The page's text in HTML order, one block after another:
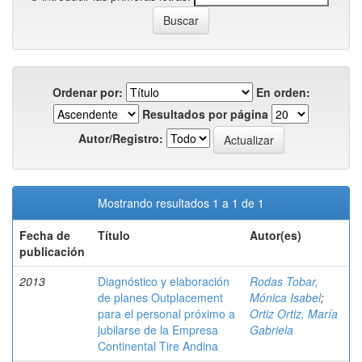
Ordenar por:
En orden:
Resultados por página
Autor/Registro:
Mostrando resultados 1 a 1 de 1
Fecha de
publicación
Título Autor(es)
2013
Diagnóstico y elaboración
de planes Outplacement
para el personal próximo a
jubilarse de la Empresa
Continental Tire Andina
Rodas Tobar,
Mónica Isabel;
Ortiz Ortiz, María
Gabriela